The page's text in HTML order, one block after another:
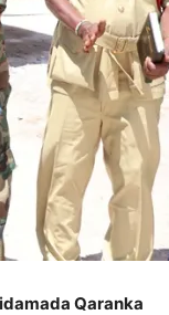
Qaranka